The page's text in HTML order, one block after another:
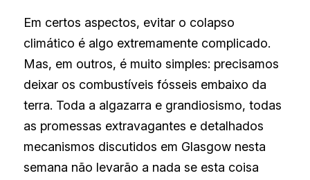
Em certos aspectos, evitar o colapso
climático é algo extremamente complicado.
Mas, em outros, é muito simples: precisamos
deixar os combustíveis fósseis embaixo da
terra. Toda a algazarra e grandiosismo, todas
as promessas extravagantes e detalhados
mecanismos discutidos em Glasgow nesta
semana não levarão a nada se esta coisa